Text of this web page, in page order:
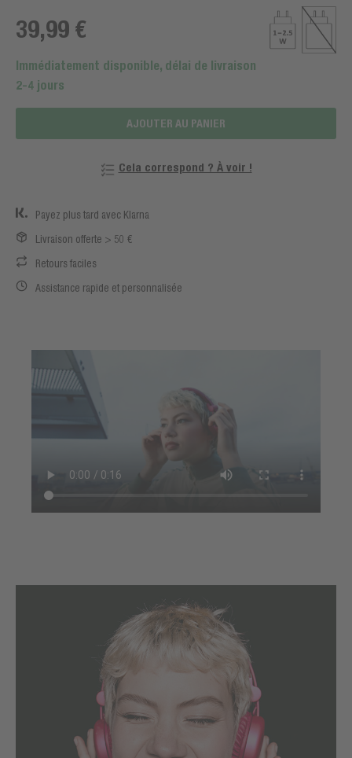
39,99 €
Immédiatement disponible, délai de livraison
2-4 jours
AJOUTER AU PANIER
Cela correspond ? À voir !
Payez plus tard avec Klarna
Livraison offerte > 50 €
Retours faciles
Assistance rapide et personnalisée